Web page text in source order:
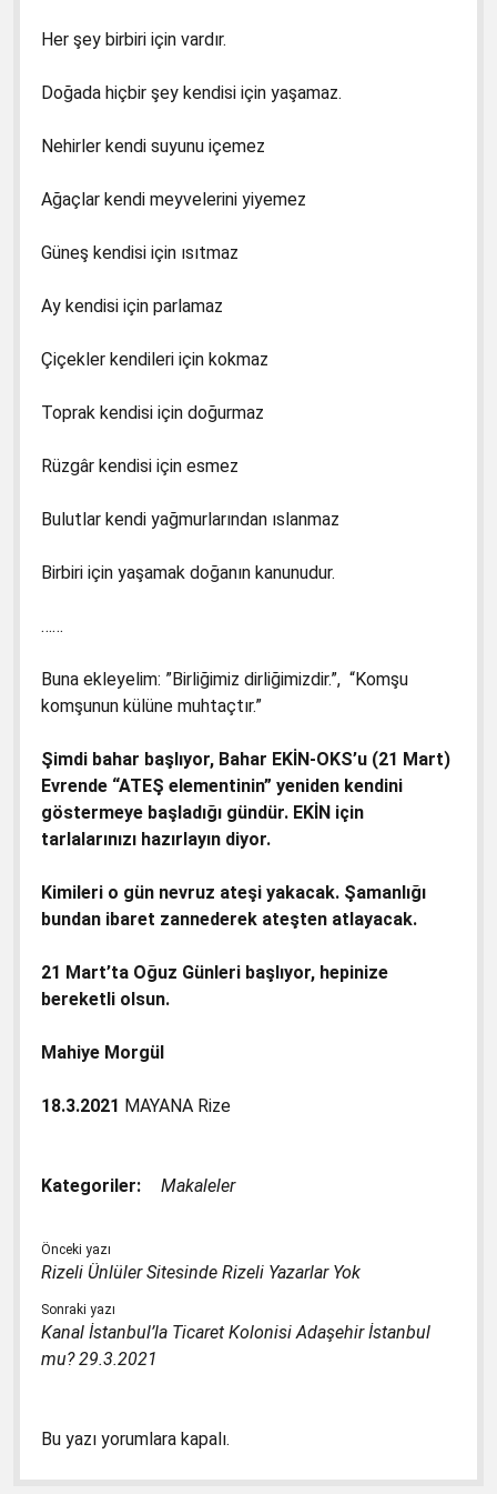
Her şey birbiri için vardır.
Doğada hiçbir şey kendisi için yaşamaz.
Nehirler kendi suyunu içemez
Ağaçlar kendi meyvelerini yiyemez
Güneş kendisi için ısıtmaz
Ay kendisi için parlamaz
Çiçekler kendileri için kokmaz
Toprak kendisi için doğurmaz
Rüzgâr kendisi için esmez
Bulutlar kendi yağmurlarından ıslanmaz
Birbiri için yaşamak doğanın kanunudur.
……
Buna ekleyelim: ”Birliğimiz dirliğimizdir.”, “Komşu
komşunun külüne muhtaçtır.”
Şimdi bahar başlıyor, Bahar EKİN-OKS’u (21 Mart)
Evrende “ATEŞ elementinin” yeniden kendini
göstermeye başladığı gündür.EKİN için
tarlalarınızı hazırlayın diyor.
Kimileri o gün nevruz ateşi yakacak. Şamanlığı
bundan ibaret zannederek ateşten atlayacak.
21 Mart’ta Oğuz Günleri başlıyor, hepinize
bereketli olsun.
Mahiye Morgül
18.3.2021 MAYANA Rize
Kategoriler: Makaleler
Önceki yazı
Rizeli Ünlüler Sitesinde Rizeli Yazarlar Yok
Sonraki yazı
Kanal İstanbul’la Ticaret Kolonisi Adaşehir İstanbul
mu? 29.3.2021
Bu yazı yorumlara kapalı.